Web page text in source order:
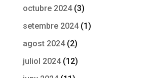
octubre 2024(3)
setembre 2024(1)
agost 2024(2)
juliol 2024(12)